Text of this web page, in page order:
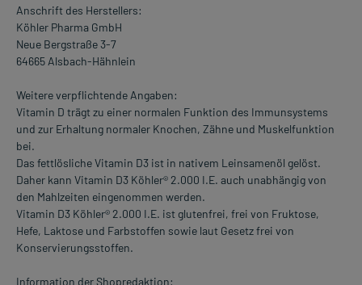
Anschrift des Herstellers:
Köhler Pharma GmbH
Neue Bergstraße 3-7
64665 Alsbach-Hähnlein
Weitere verpflichtende Angaben:
Vitamin D trägt zu einer normalen Funktion des Immunsystems
und zur Erhaltung normaler Knochen, Zähne und Muskelfunktion
bei.
Das fettlösliche Vitamin D3 ist in nativem Leinsamenöl gelöst.
Daher kann Vitamin D3 Köhler® 2.000 I.E. auch unabhängig von
den Mahlzeiten eingenommen werden.
Vitamin D3 Köhler® 2.000 I.E. ist glutenfrei, frei von Fruktose,
Hefe, Laktose und Farbstoffen sowie laut Gesetz frei von
Konservierungsstoffen.
Information der Shopredaktion: